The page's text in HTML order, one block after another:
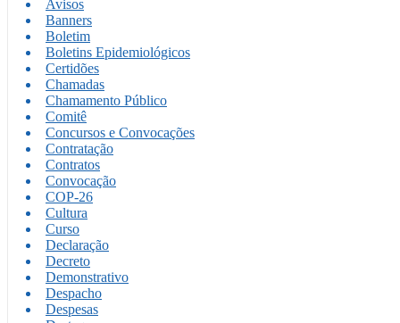
Avisos
Banners
Boletim
Boletins Epidemiológicos
Certidões
Chamadas
Chamamento Público
Comitê
Concursos e Convocações
Contratação
Contratos
Convocação
COP-26
Cultura
Curso
Declaração
Decreto
Demonstrativo
Despacho
Despesas